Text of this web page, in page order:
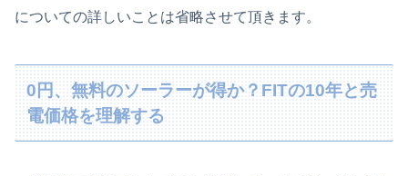
についての詳しいことは省略させて頂きます。
0円、無料のソーラーが得か？FITの10年と売
電価格を理解する